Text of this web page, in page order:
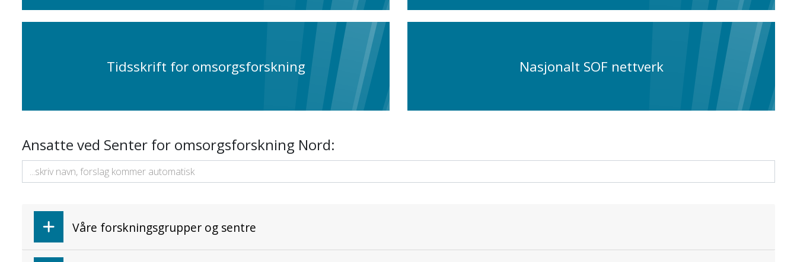
Tidsskrift for omsorgsforskning Nasjonalt SOF nettverk
Ansatte ved Senter for omsorgsforskning Nord:
Våre forskningsgrupper og sentre